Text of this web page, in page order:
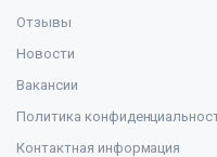
Отзывы
Новости
Вакансии
Политика
Контактная информация